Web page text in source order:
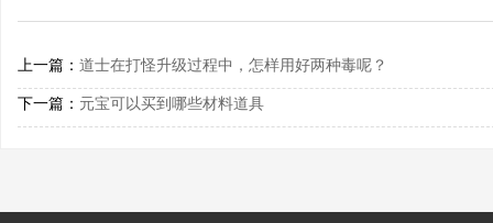
上一篇： 道士在打怪升级过程中，怎样用好两种毒呢？
下一篇： 元宝可以买到哪些材料道具